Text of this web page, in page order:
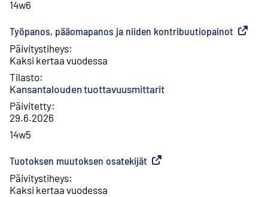
14w6
Työpanos, pääomapanos ja niiden kontribuutiopainot
Päivitystiheys:
Kaksi kertaa vuodessa
Tilasto:
Kansantalouden tuottavuusmittarit
Päivitetty:
29.6.2026
14w5
Tuotoksen muutoksen osatekijät Ulkoinen linkki
Päivitystiheys:
Kaksi kertaa vuodessa